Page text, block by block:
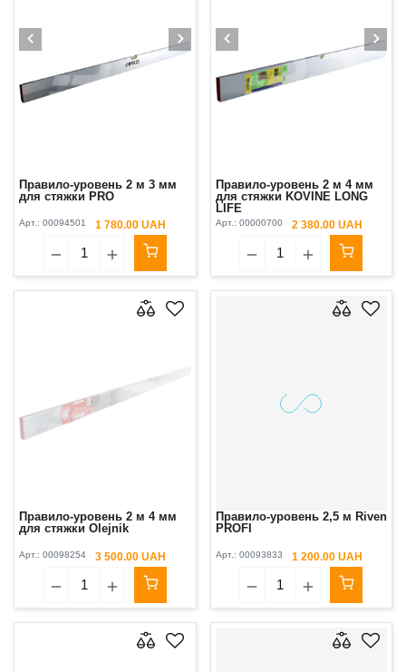
Правило-уровень 2 м 3 мм
для стяжки PRO
Арт.: 00094501 1 780.00 UAH
Правило-уровень 2 м 4 мм
для стяжки KOVINE LONG
LIFE
Арт.: 00000700 2 380.00 UAH
Правило-уровень 2 м 4 мм
для стяжки Olejnik
Арт.: 00098254 3 500.00 UAH
Правило-уровень 2,5 м Riven
PROFI
Арт.: 00093833 1 200.00 UAH